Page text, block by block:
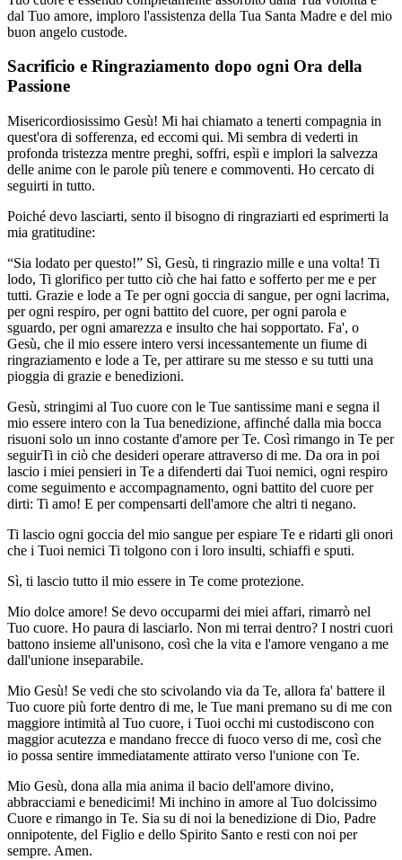
dal Tuo amore, imploro l'assistenza della Tua Santa Madre e del mio
buon angelo custode.
Sacrificio e Ringraziamento dopo ogni Ora della
Passione
Misericordiosissimo Gesù! Mi hai chiamato a tenerti compagnia in
quest'ora di sofferenza, ed eccomi qui. Mi sembra di vederti in
profonda tristezza mentre preghi, soffri, espìi e implori la salvezza
delle anime con le parole più tenere e commoventi. Ho cercato di
seguirti in tutto.
Poiché devo lasciarti, sento il bisogno di ringraziarti ed esprimerti la
mia gratitudine:
“Sia lodato per questo!” Sì, Gesù, ti ringrazio mille e una volta! Ti
lodo, Ti glorifico per tutto ciò che hai fatto e sofferto per me e per
tutti. Grazie e lode a Te per ogni goccia di sangue, per ogni lacrima,
per ogni respiro, per ogni battito del cuore, per ogni parola e
sguardo, per ogni amarezza e insulto che hai sopportato. Fa', o
Gesù, che il mio essere intero versi incessantemente un fiume di
ringraziamento e lode a Te, per attirare su me stesso e su tutti una
pioggia di grazie e benedizioni.
Gesù, stringimi al Tuo cuore con le Tue santissime mani e segna il
mio essere intero con la Tua benedizione, affinché dalla mia bocca
risuoni solo un inno costante d'amore per Te. Così rimango in Te per
seguirTi in ciò che desideri operare attraverso di me. Da ora in poi
lascio i miei pensieri in Te a difenderti dai Tuoi nemici, ogni respiro
come seguimento e accompagnamento, ogni battito del cuore per
dirti: Ti amo! E per compensarti dell'amore che altri ti negano.
Ti lascio ogni goccia del mio sangue per espiare Te e ridarti gli onori
che i Tuoi nemici Ti tolgono con i loro insulti, schiaffi e sputi.
Sì, ti lascio tutto il mio essere in Te come protezione.
Mio dolce amore! Se devo occuparmi dei miei affari, rimarrò nel
Tuo cuore. Ho paura di lasciarlo. Non mi terrai dentro? I nostri cuori
battono insieme all'unisono, così che la vita e l'amore vengano a me
dall'unione inseparabile.
Mio Gesù! Se vedi che sto scivolando via da Te, allora fa' battere il
Tuo cuore più forte dentro di me, le Tue mani premano su di me con
maggiore intimità al Tuo cuore, i Tuoi occhi mi custodiscono con
maggior acutezza e mandano frecce di fuoco verso di me, così che
io possa sentire immediatamente attirato verso l'unione con Te.
Mio Gesù, dona alla mia anima il bacio dell'amore divino,
abbracciami e benedicimi! Mi inchino in amore al Tuo dolcissimo
Cuore e rimango in Te. Sia su di noi la benedizione di Dio, Padre
onnipotente, del Figlio e dello Spirito Santo e resti con noi per
sempre. Amen.